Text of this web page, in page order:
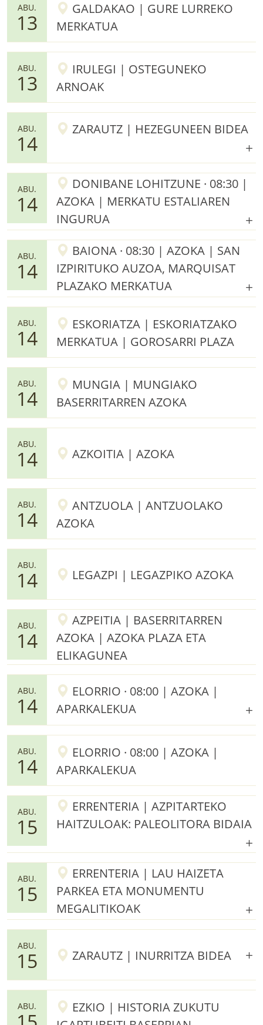
ABU.
13
GALDAKAO | GURE LURREKO
MERKATUA
ABU.
13
IRULEGI | OSTEGUNEKO
ARNOAK
ABU.
14
ZARAUTZ | HEZEGUNEEN BIDEA
ABU.
14
DONIBANE LOHITZUNE · 08:30 |
AZOKA | MERKATU ESTALIAREN
INGURUA
ABU.
14
BAIONA · 08:30 | AZOKA | SAN
IZPIRITUKO AUZOA, MARQUISAT
PLAZAKO MERKATUA
ABU.
14
ESKORIATZA | ESKORIATZAKO
MERKATUA | GOROSARRI PLAZA
ABU.
14
MUNGIA | MUNGIAKO
BASERRITARREN AZOKA
ABU.
14 AZKOITIA | AZOKA
ABU.
14
ANTZUOLA | ANTZUOLAKO
AZOKA
ABU.
14 LEGAZPI | LEGAZPIKO AZOKA
ABU.
14
AZPEITIA | BASERRITARREN
AZOKA | AZOKA PLAZA ETA
ELIKAGUNEA
ABU.
14
ELORRIO · 08:00 | AZOKA |
APARKALEKUA
ABU.
14
ELORRIO · 08:00 | AZOKA |
APARKALEKUA
ABU.
15
ERRENTERIA | AZPITARTEKO
HAITZULOAK: PALEOLITORA BIDAIA
ABU.
15
ERRENTERIA | LAU HAIZETA
PARKEA ETA MONUMENTU
MEGALITIKOAK
ABU.
15 ZARAUTZ | INURRITZA BIDEA
ABU.
EZKIO | HISTORIA ZUKUTU